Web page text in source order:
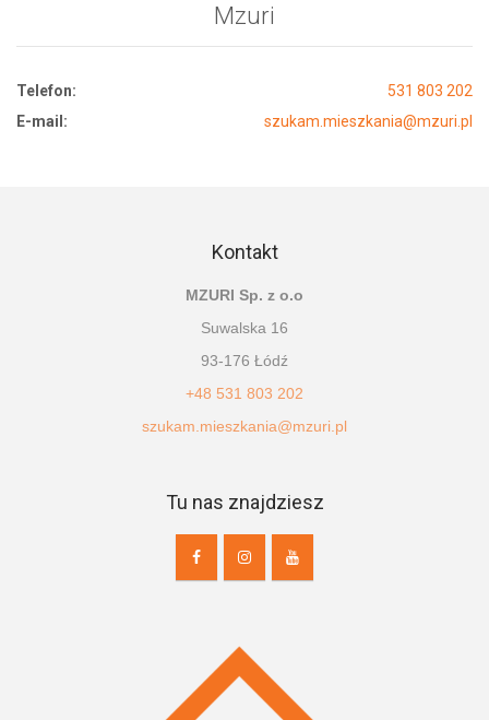
Mzuri
Telefon:
531 803 202
E-mail:
szukam.mieszkania@mzuri.pl
Kontakt
MZURI Sp. z o.o
Suwalska 16
93-176 Łódź
+48 531 803 202
szukam.mieszkania@mzuri.pl
Tu nas znajdziesz